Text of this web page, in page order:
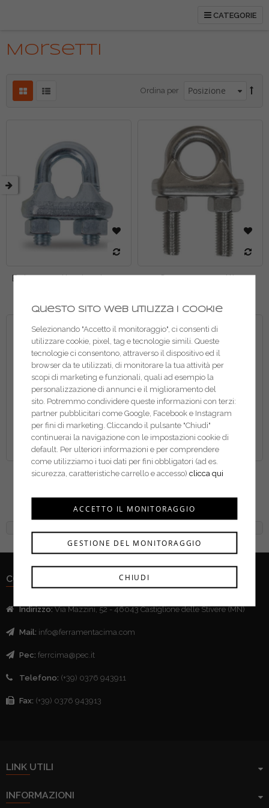
CATEGORIE
Morsetti
Ordina per
Beta morsetto zincato per
Carcano morsetti a
Carcano morsetti din 741
Carcano morsetti a
stampati a caldo A156
CONTATTI
Indirizzo:Via Mazzini, 52 - 46043 Castiglione delle Stivere (MN)
Mail: info@ferramentacima.com
Pec: ferrcima@pec.it
Telefono: (+39) 0376 943911
Fax: (+39) 0376 943913
LINK UTILI
INFORMAZIONI
Questo sito web utilizza i cookie
Selezionando "Accetto il monitoraggio", ci consenti di
utilizzare cookie, pixel, tag e tecnologie simili. Queste
tecnologie ci consentono, attraverso il dispositivo ed il
browser da te utilizzati, di monitorare la tua attività per
scopi di marketing e funzionali, quali ad esempio la
personalizzazione di annunci e il miglioramento del
sito. Potremmo condividere queste informazioni con terzi:
partner pubblicitari come Google, Facebook e Instagram
per fini di marketing. Cliccando il pulsante "Chiudi"
continuerai la navigazione con le impostazioni cookie di
default. Per ulteriori informazioni e per comprendere
come utilizziamo i tuoi dati per fini obbligatori (ad es.
sicurezza, caratteristiche carrello e accesso)clicca qui
CHIUDI
GESTIONE DEL MONITORAGGIO
ACCETTO IL MONITORAGGIO